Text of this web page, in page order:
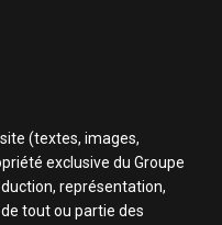
(textes, images,
exclusive du Groupe
représentation,
tout ou partie des